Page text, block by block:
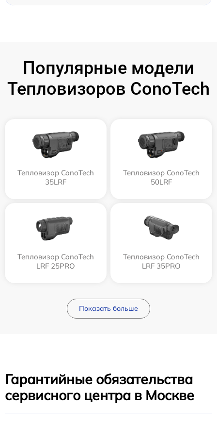
Популярные модели
Тепловизоров ConoTech
Тепловизор ConoTech
35LRF
Тепловизор ConoTech
50LRF
Тепловизор ConoTech
LRF 25PRO
Тепловизор ConoTech
LRF 35PRO
Показать больше
Гарантийные обязательства
сервисного центра в Москве